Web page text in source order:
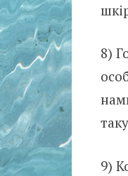
8)
9)